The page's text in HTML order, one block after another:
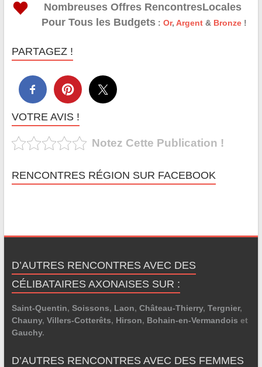
Nombreuses Offres RencontresLocales
Pour Tous les Budgets: Or, Argent& Bronze!
PARTAGEZ !
VOTRE AVIS !
Notez Cette Publication !
RENCONTRES RÉGION SUR FACEBOOK
D’AUTRES RENCONTRES AVEC DES
CÉLIBATAIRES AXONAISES SUR :
Saint-Quentin, Soissons, Laon, Château-Thierry, Tergnier,
Chauny, Villers-Cotterêts, Hirson, Bohain-en-Vermandois et
Gauchy.
D’AUTRES RENCONTRES AVEC DES FEMMES